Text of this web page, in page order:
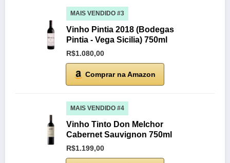
MAIS VENDIDO #3
Vinho Pintia 2018 (Bodegas
Pintia - Vega Sicilia) 750ml
R$1.080,00
Comprar na Amazon
MAIS VENDIDO #4
Vinho Tinto Don Melchor
Cabernet Sauvignon 750ml
R$1.199,00